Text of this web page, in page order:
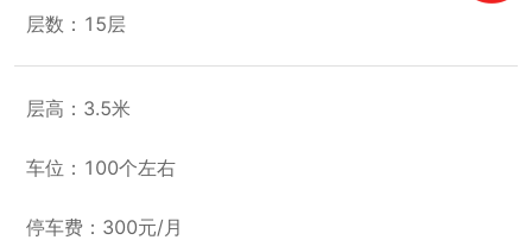
层数：15层
层高：3.5米
车位：100个左右
停车费：300元/月